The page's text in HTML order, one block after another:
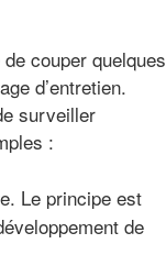
couper quelques
d’entretien.
surveiller
:
Le principe est
de